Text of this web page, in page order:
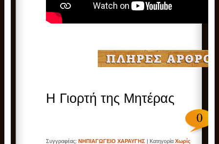
Η Γιορτή της Μητέρας
0
Συγγραφέας:ΝΗΠΙΑΓΩΓΕΙΟ ΧΑΡΑΥΓΗΣ | ΚατηγορίαΧωρίς